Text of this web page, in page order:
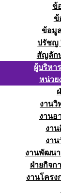
ข้
ข้
ข้อมู
ปรัชญ
สัญลัก
ผู้บริหา
หน่วย
งานวิ
งานอ
งา
งา
งานพัฒนา
ฝ่ายกิจก
งานโคร